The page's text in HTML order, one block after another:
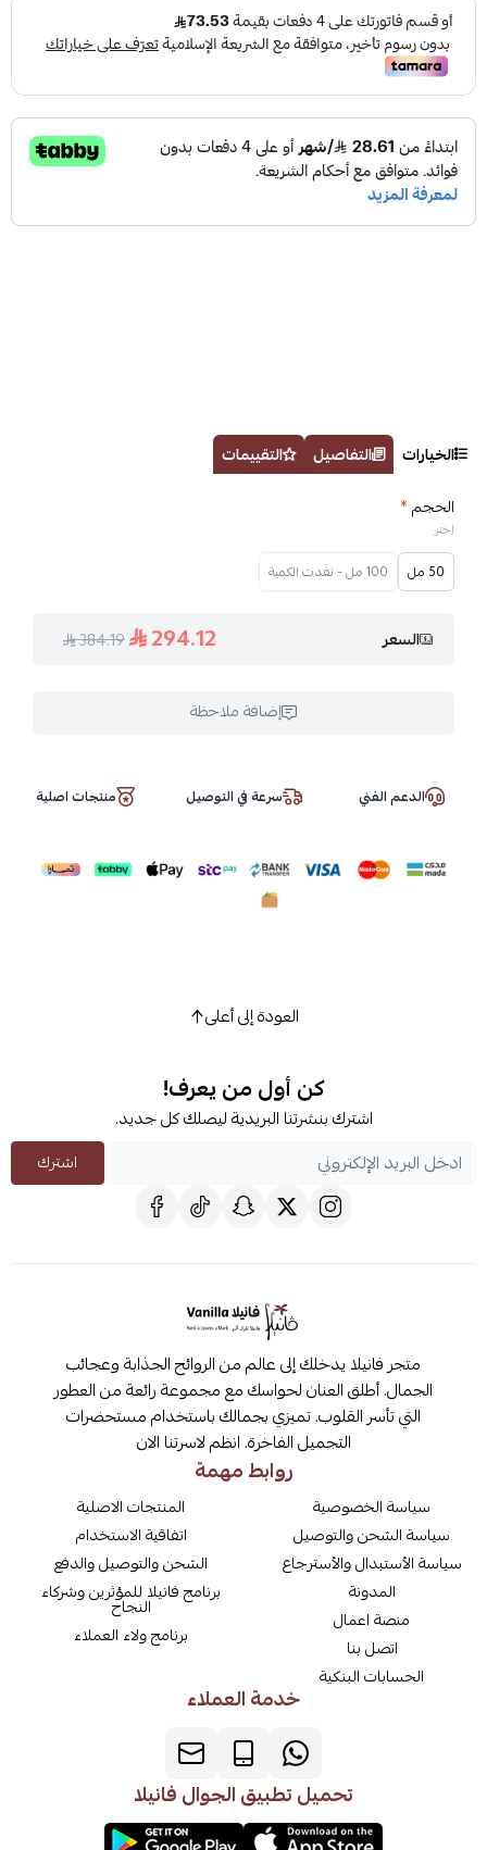
الخيارات التفاصيل
التقييمات
الحجم*
اختر
50 مل 100 مل - نفدت الكمية
السعر 294.12
384.19
إضافة ملاحظة
الدعم الفني سرعة في التوصيل منتجات اصلية
العودة إلى أعلى
كن أول من يعرف!
اشترك بنشرتنا البريدية ليصلك كل جديد.
اشترك
متجر فانيلا يدخلك إلى عالم من الروائح الجذابة وعجائب
الجمال. أطلق العنان لحواسك مع مجموعة رائعة من العطور
التي تأسر القلوب. تميزي بجمالك باستخدام مستحضرات
التجميل الفاخرة. انظم لاسرتنا الان
روابط مهمة
سياسة الخصوصية
سياسة الشحن والتوصيل
سياسة الأستبدال والأسترجاع
المدونة
منصة اعمال
اتصل بنا
الحسابات البنكية
المنتجات الاصلية
اتفاقية الاستخدام
الشحن والتوصيل والدفع
برنامج فانيلا للمؤثرين وشركاء
النجاح
برنامج ولاء العملاء
خدمة العملاء
تحميل تطبيق الجوال فانيلا